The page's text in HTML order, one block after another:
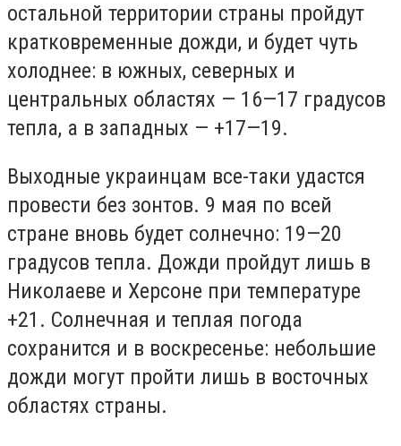
остальной территории страны пройдут
кратковременные дожди, и будет чуть
холоднее: в южных, северных и
центральных областях — 16—17 градусов
тепла, а в западных — +17—19.
Выходные украинцам все-таки удастся
провести без зонтов. 9 мая по всей
стране вновь будет солнечно: 19—20
градусов тепла. Дожди пройдут лишь в
Николаеве и Херсоне при температуре
+21. Солнечная и теплая погода
сохранится и в воскресенье: небольшие
дожди могут пройти лишь в восточных
областях страны.